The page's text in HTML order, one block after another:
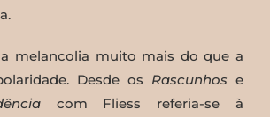
melancolia muito mais do que a
Desde os Rascunhose
com Fliess referia-se à